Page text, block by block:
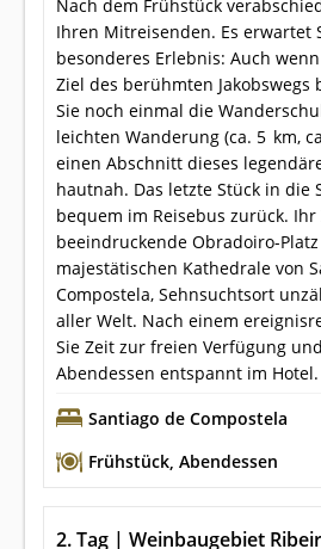
Nach dem Frühstück
Ihren Mitreisenden. Es erwartet
besonderes Erlebnis: Auch
Ziel des berühmten Jakobswegs
Sie noch einmal die
leichten Wanderung (ca. 5 km,
einen Abschnitt dieses
hautnah. Das letzte Stück in die
bequem im Reisebus zurück.
beeindruckende Obradoiro-
majestätischen Kathedrale von
Compostela, Sehnsuchtsort
aller Welt. Nach einem
Sie Zeit zur freien Verfügung
Abendessen entspannt im Hotel.
Santiago de Compostela
Frühstück, Abendessen
2. Tag | Weinbaugebiet